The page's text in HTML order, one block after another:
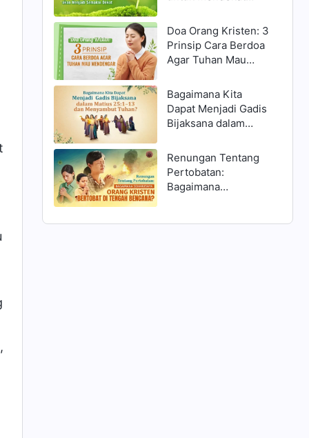
Hubungan Anda
dengan Tuhan akan
Menjadi Semakin
Dekat
Doa Orang Kristen: 3
Prinsip Cara Berdoa
Agar Tuhan Mau
Bagaimana Kita
Dapat Menjadi Gadis
Bijaksana dalam
Menyambut Tuhan?
Renungan Tentang
Pertobatan:
Bagaimana